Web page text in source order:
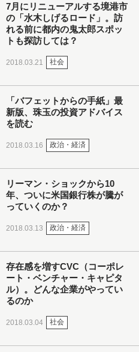
7月にリニューアルする境港市
の「水木しげるロード」。訪
れる前に都内の鬼太郎スポッ
トも探訪しては？
2018.03.21 社会
「バフェットからの手紙」最
新版、珠玉の投資アドバイス
を読む
2018.03.16 政治・経済
リーマン・ショックから10
年、ついに米国銀行株が騰が
っていくのか？
2018.03.13 政治・経済
存在感を増すCVC（コーポレ
ート・ベンチャー・キャピタ
ル）。どんな企業がやってい
るのか
2018.03.04 社会